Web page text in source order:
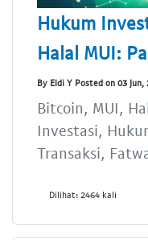
Hukum
Halal MUI:
By Eldi Y Posted on 03 Jun,
Bitcoin, MUI,
Investasi,
Transaksi,
Dilihat: 2464 kali